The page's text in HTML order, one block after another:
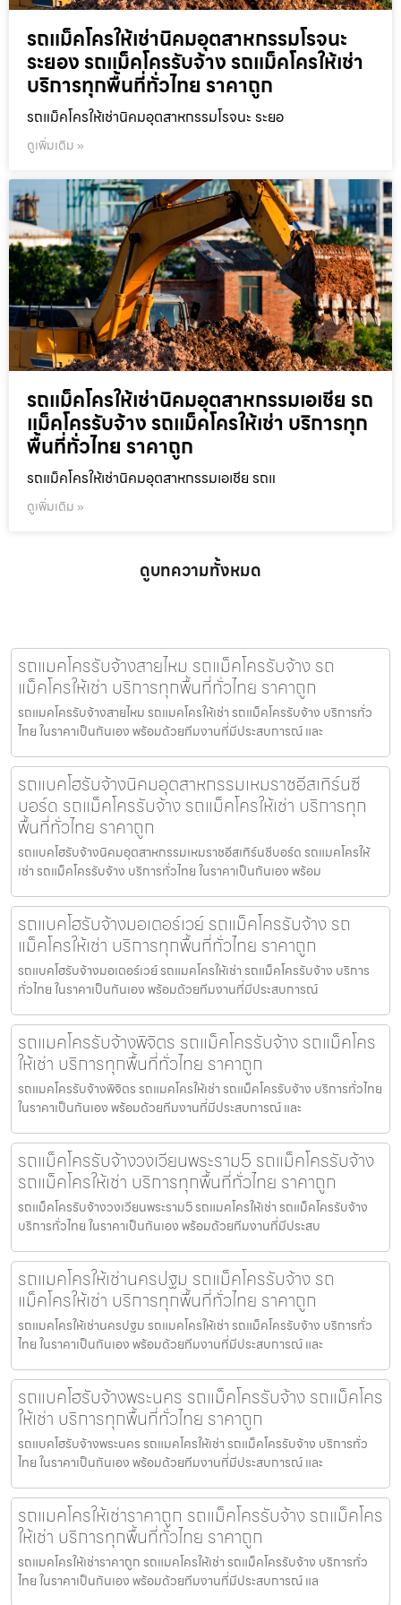
รถแม็คโครให้เช่านิคมอุตสาหกรรมโรจนะ
ระยอง รถแม็คโครรับจ้าง รถแม็คโครให้เช่า
บริการทุกพื้นที่ทั่วไทย ราคาถูก
รถแม็คโครให้เช่านิคมอุตสาหกรรมโรจนะ ระยอ
ดูเพิ่มเติม »
รถแม็คโครให้เช่านิคมอุตสาหกรรมเอเชีย รถ
แม็คโครรับจ้าง รถแม็คโครให้เช่า บริการทุก
พื้นที่ทั่วไทย ราคาถูก
รถแม็คโครให้เช่านิคมอุตสาหกรรมเอเชีย รถแ
ดูเพิ่มเติม »
ดูบทความทั้งหมด
รถแมคโครรับจ้างสายไหม รถแม็คโครรับจ้าง รถ
แม็คโครให้เช่า บริการทุกพื้นที่ทั่วไทย ราคาถูก
รถแมคโครรับจ้างสายไหม รถแมคโครให้เช่า รถแม็คโครรับจ้าง บริการทั่ว
ไทย ในราคาเป็นกันเอง พร้อมด้วยทีมงานที่มีประสบการณ์ และ
รถแบคโฮรับจ้างนิคมอุตสาหกรรมเหมราชอีสเทิร์นซี
บอร์ด รถแม็คโครรับจ้าง รถแม็คโครให้เช่า บริการทุก
พื้นที่ทั่วไทย ราคาถูก
รถแบคโฮรับจ้างนิคมอุตสาหกรรมเหมราชอีสเทิร์นซีบอร์ด รถแมคโครให้
เช่า รถแม็คโครรับจ้าง บริการทั่วไทย ในราคาเป็นกันเอง พร้อม
รถแบคโฮรับจ้างมอเตอร์เวย์ รถแม็คโครรับจ้าง รถ
แม็คโครให้เช่า บริการทุกพื้นที่ทั่วไทย ราคาถูก
รถแบคโฮรับจ้างมอเตอร์เวย์ รถแมคโครให้เช่า รถแม็คโครรับจ้าง บริการ
ทั่วไทย ในราคาเป็นกันเอง พร้อมด้วยทีมงานที่มีประสบการณ์
รถแมคโครรับจ้างพิจิตร รถแม็คโครรับจ้าง รถแม็คโคร
ให้เช่า บริการทุกพื้นที่ทั่วไทย ราคาถูก
รถแมคโครรับจ้างพิจิตร รถแมคโครให้เช่า รถแม็คโครรับจ้าง บริการทั่วไทย
ในราคาเป็นกันเอง พร้อมด้วยทีมงานที่มีประสบการณ์ และ
รถแม็คโครรับจ้างวงเวียนพระราม5 รถแม็คโครรับจ้าง
รถแม็คโครให้เช่า บริการทุกพื้นที่ทั่วไทย ราคาถูก
รถแม็คโครรับจ้างวงเวียนพระราม5 รถแมคโครให้เช่า รถแม็คโครรับจ้าง
บริการทั่วไทย ในราคาเป็นกันเอง พร้อมด้วยทีมงานที่มีประสบ
รถแมคโครให้เช่านครปฐม รถแม็คโครรับจ้าง รถ
แม็คโครให้เช่า บริการทุกพื้นที่ทั่วไทย ราคาถูก
รถแมคโครให้เช่านครปฐม รถแมคโครให้เช่า รถแม็คโครรับจ้าง บริการทั่ว
ไทย ในราคาเป็นกันเอง พร้อมด้วยทีมงานที่มีประสบการณ์ และ
รถแบคโฮรับจ้างพระนคร รถแม็คโครรับจ้าง รถแม็คโคร
ให้เช่า บริการทุกพื้นที่ทั่วไทย ราคาถูก
รถแบคโฮรับจ้างพระนคร รถแมคโครให้เช่า รถแม็คโครรับจ้าง บริการทั่ว
ไทย ในราคาเป็นกันเอง พร้อมด้วยทีมงานที่มีประสบการณ์ และ
รถแมคโครให้เช่าราคาถูก รถแม็คโครรับจ้าง รถแม็คโคร
ให้เช่า บริการทุกพื้นที่ทั่วไทย ราคาถูก
รถแมคโครให้เช่าราคาถูก รถแมคโครให้เช่า รถแม็คโครรับจ้าง บริการทั่ว
ไทย ในราคาเป็นกันเอง พร้อมด้วยทีมงานที่มีประสบการณ์ แล